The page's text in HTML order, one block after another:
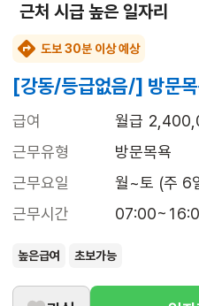
근처 시급 높은 일자리
도보 30분 이상 예상
[강동/등급없음/] 방문
급여
월급
근무유형
방문목욕
근무요일
월~토 (주 6
근무시간
높은급여 초보가능